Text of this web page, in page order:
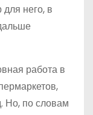
него, в
работа в
Но, по словам